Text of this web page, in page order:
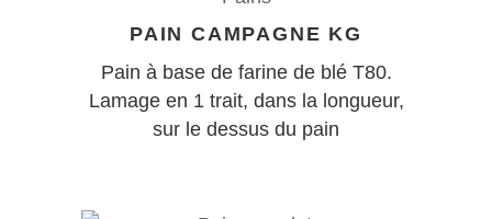
PAIN CAMPAGNE KG
Pain à base de farine de blé T80.
Lamage en 1 trait, dans la longueur,
sur le dessus du pain